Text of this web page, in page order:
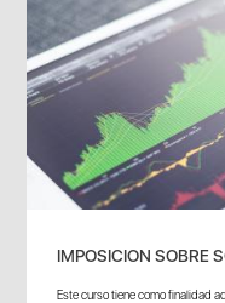
IMPOSICION SOBRE
Este curso tiene como finalidad